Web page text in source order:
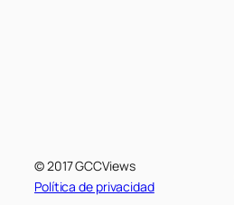
© 2017 GCCViews
Política de privacidad